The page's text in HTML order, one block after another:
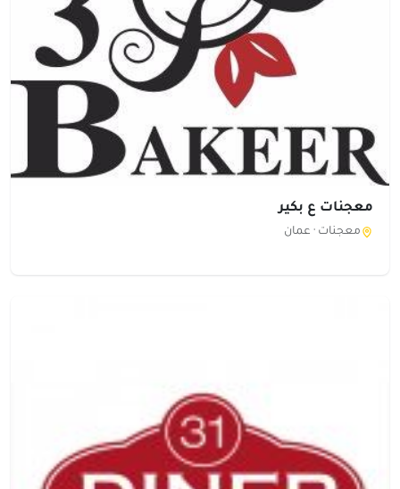
معجنات ع بكير
معجنات · عمان